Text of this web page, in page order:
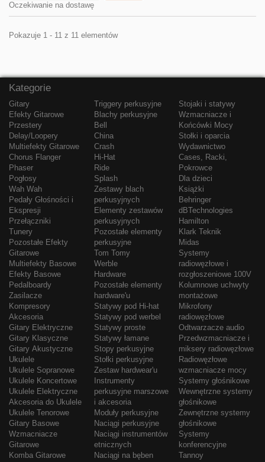
Oczekiwanie na dostawę
Pokazuje 1 - 11 z 11 elementów
Kategorie
Gitary
Efekty Gitarowe
Przestery
Delay/Loopery
Multiefekty Gitarowe
Chorus Flanger
Phaser
Pogłosy
Wah Wah
Pedały Głośności i
Ekspresji
Przełączniki
Tunery
Pozostałe Efekty
Gitarowe
Multiefekty Basowe
Efekty Basowe
Pedalboardy
Zasilacze
Kompresory
Akcesoria
Gitary Elektryczne
Gitary Klasyczne
Gitary Akustyczne
Ukulele
Ukulele Sopranowe
Ukulele Koncertowe
Ukulele Elektryczne
Akcesoria do Ukulele
Ukulele Tenorowe
Gitary Basowe
Wzmacniacze
Gitarowe
Komba Gitarowe
Triggery perkusyjne
Blachy perkusyjne
Bell
China
Crash
Hi-Hat
Ride
Splash
Zestawy blach
perkusyjnych
Elementy zestawów
perkusyjnych
Pozostałe elementy
perkusyjne
Tom Tomy
Werble
Hardware
Pozostałe elementy
hardware'u
Statywy pod Hi-hat
Statywy pod werbel
Statywy proste
Statywy łamane
Stopy perkusyjne
Stołki perkusyjne
Zestaw hardwear'u
Instrumenty
perkusyjne marszowe
i akcesoria
Moduły perkusyjne
Naciągi perkusyjne
Naciągi instrumentów
etnicznych
Naciągi na bęben
Stojaki i statywy
Wzmacniacze i
Końcówki Mocy
Stołki i oparcia
Wydawnictwo
Cases, Racki,
Pokrowce
Dla dzieci
Książki
Behringer
dBTechnologies
Hamilton
Klark Teknik
Midas
Systemy
radiowęzłowe i
rozgłoszeniowe 100V
Kolumnowe uchwyty
montażowe
Mikrofony
radiowęzłowe
Odtwarzacze audio
Przedwzmacniacze i
miksery radiowęzłowe
Radiowęzłowe
wzmacniacze mocy
Systemy głośnikowe
Wewnętrzne systemy
głośnikowe
Zewnętrzne systemy
głośnikowe
Systemy
konferencyjne
Tannoy